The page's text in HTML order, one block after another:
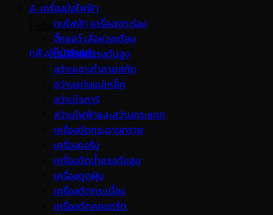
ไม่มีสินค้าในตะกร้า
กลับสู่หน้าร้านค้า
A. เครื่องมือไฟฟ้า
กบไฟฟ้า เครื่องเซาะร่อง
จิ๊กซอว์ เลื่อยวงเดือน
ปั๊มอัดฉีดแรงดันสูง
สว่านเจาะทำลายสกัด
สว่านแท่นแม่เหล็ก
สว่านโรตารี
สว่านไฟฟ้าและสว่านกระแทก
เครื่องขัดกระดาษทราย
เครื่องคอริ่ง
เครื่องฉีดน้ำแรงดันสูง
เครื่องดูดฝุ่น
เครื่องตัดกระเบื้อง
เครื่องตัดคอนกรีต